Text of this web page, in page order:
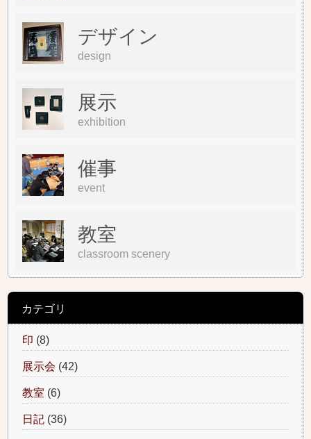
デザイン
design
展示
exhibition
催事
event
教室
classroom scenery
カテゴリ
印 (8)
展示会 (42)
教室 (6)
日記 (36)